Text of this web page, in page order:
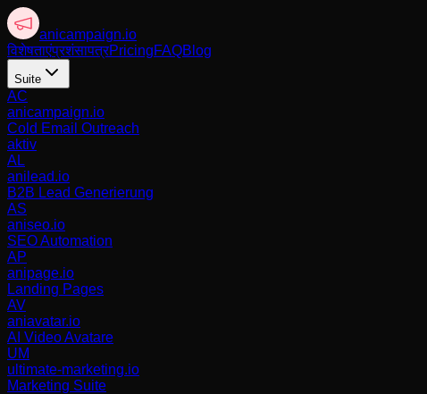
anicampaign.io
विशेषताएंप्रशंसापत्रPricingFAQBlog
Suite
AC
anicampaign.io
Cold Email Outreach
aktiv
AL
anilead.io
B2B Lead Generierung
AS
aniseo.io
SEO Automation
AP
anipage.io
Landing Pages
AV
aniavatar.io
AI Video Avatare
UM
ultimate-marketing.io
Marketing Suite